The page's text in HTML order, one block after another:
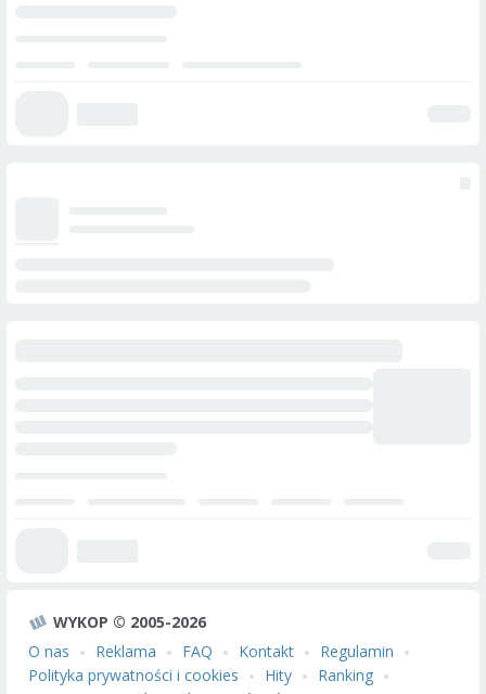
WYKOP © 2005-2026
O nas
Reklama FAQ Kontakt
Regulamin
Polityka prywatności i cookies
Hity
Ranking